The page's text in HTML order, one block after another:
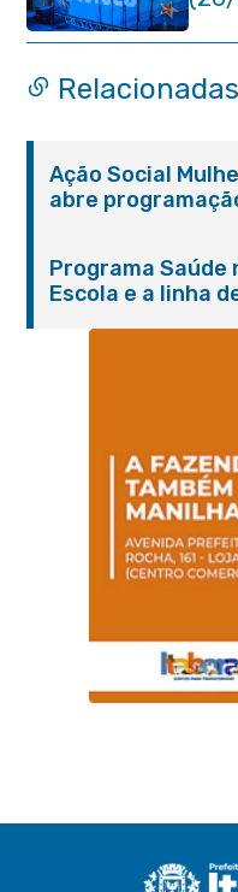
Relacionadas
Ação Social
abre
serviços
orientações
Programa Saúde
Escola e a linha
Magalhães